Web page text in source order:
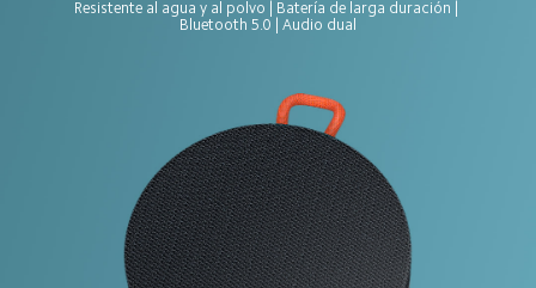
Resistente al agua y al polvo | Batería de larga duración |
Bluetooth 5.0 | Audio dual